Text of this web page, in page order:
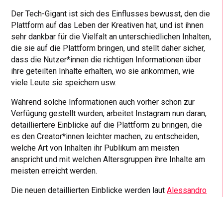
Der Tech-Gigant ist sich des Einflusses bewusst, den die
Plattform auf das Leben der Kreativen hat, und ist ihnen
sehr dankbar für die Vielfalt an unterschiedlichen Inhalten,
die sie auf die Plattform bringen, und stellt daher sicher,
dass die Nutzer*innen die richtigen Informationen über
ihre geteilten Inhalte erhalten, wo sie ankommen, wie
viele Leute sie speichern usw.
Während solche Informationen auch vorher schon zur
Verfügung gestellt wurden, arbeitet Instagram nun daran,
detailliertere Einblicke auf die Plattform zu bringen, die
es den Creator*innen leichter machen, zu entscheiden,
welche Art von Inhalten ihr Publikum am meisten
anspricht und mit welchen Altersgruppen ihre Inhalte am
meisten erreicht werden.
Die neuen detaillierten Einblicke werden lautAlessandro